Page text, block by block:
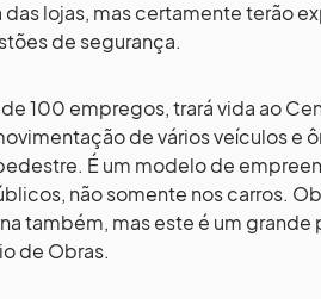
lojas, mas certamente terão
de segurança.
de 100 empregos, trará vida ao
de vários veículos e
É um modelo de
não somente nos carros.
também, mas este é um grande
de Obras.